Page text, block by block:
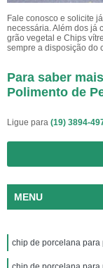
Fale conosco e solicite
necessária. Além dos já
grão vegetal e Chips
sempre a disposição do
Para saber
Polimento de
Ligue para (19) 3894-
MENU
chip de porcelana para